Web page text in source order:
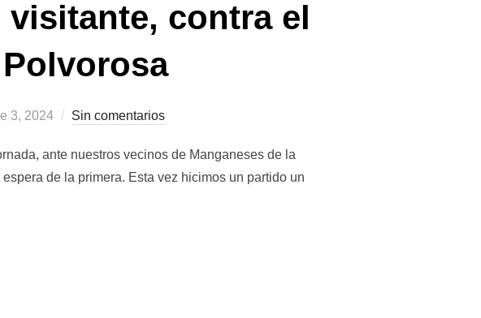
contra el
3, 2024 Sin comentarios
ante nuestros vecinos de Manganeses de la
de la primera. Esta vez hicimos un partido un